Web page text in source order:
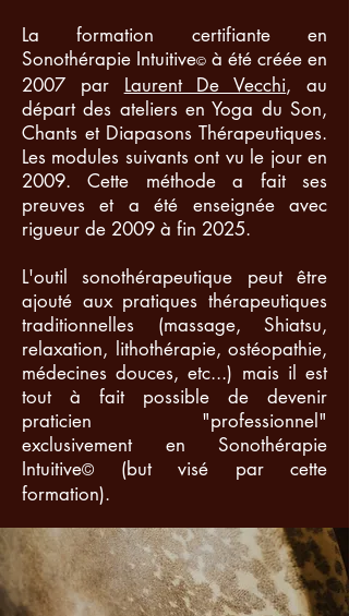
La formation certifiante en
Sonothérapie Intuitive© à été créée en
2007 par Laurent De Vecchi, au
départ des ateliers en Yoga du Son,
Chants et Diapasons Thérapeutiques.
Les modules suivants ont vu le jour en
2009. Cette méthode a fait ses
preuves et a été enseignée avec
rigueur de 2009 à fin 2025.
L'outil sonothérapeutique peut être
ajouté aux pratiques thérapeutiques
traditionnelles (massage, Shiatsu,
relaxation, lithothérapie, ostéopathie,
médecines douces, etc...) mais il est
tout à fait possible de devenir
praticien "professionnel"
exclusivement en Sonothérapie
Intuitive© (but visé par cette
formation).